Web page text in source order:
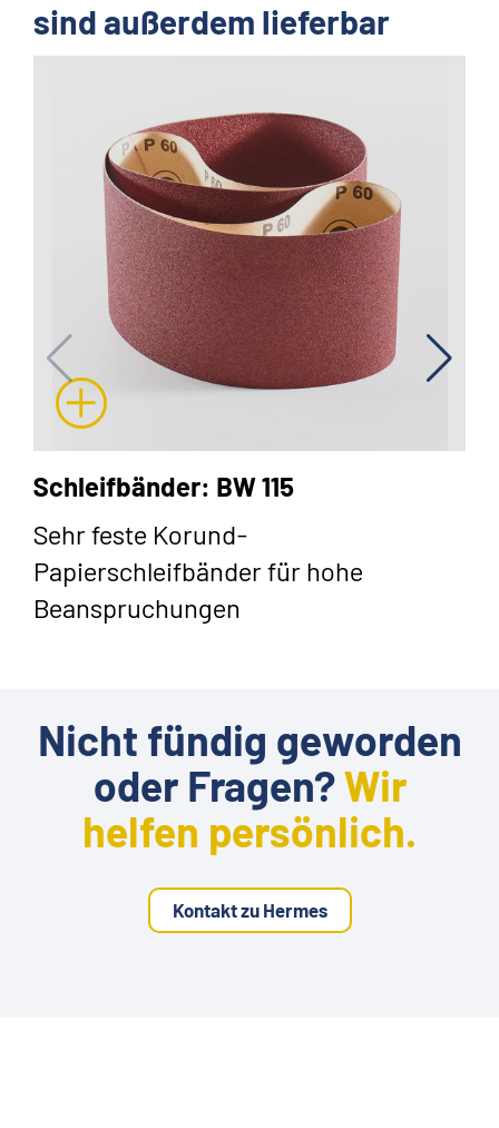
sind außerdem lieferbar
Schleifbänder: BW 115
Sehr feste Korund-
Papierschleifbänder für hohe
Beanspruchungen
Nicht fündig geworden
oder Fragen?Wir
helfen persönlich.
Kontakt zu Hermes